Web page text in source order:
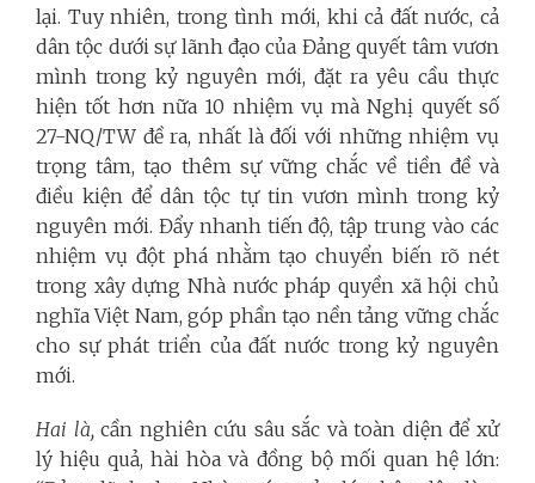
lại. Tuy nhiên, trong tình mới, khi cả đất nước, cả
dân tộc dưới sự lãnh đạo của Đảng quyết tâm vươn
mình trong kỷ nguyên mới, đặt ra yêu cầu thực
hiện tốt hơn nữa 10 nhiệm vụ mà Nghị quyết số
27-NQ/TW đề ra, nhất là đối với những nhiệm vụ
trọng tâm, tạo thêm sự vững chắc về tiền đề và
điều kiện để dân tộc tự tin vươn mình trong kỷ
nguyên mới. Đẩy nhanh tiến độ, tập trung vào các
nhiệm vụ đột phá nhằm tạo chuyển biến rõ nét
trong xây dựng Nhà nước pháp quyền xã hội chủ
nghĩa Việt Nam, góp phần tạo nền tảng vững chắc
cho sự phát triển của đất nước trong kỷ nguyên
mới.
Hai là,cần nghiên cứu sâu sắc và toàn diện để xử
lý hiệu quả, hài hòa và đồng bộ mối quan hệ lớn: